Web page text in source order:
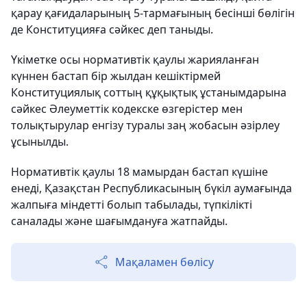
қарау қағидаларының 5-тармағының бесінші бөлігін
де Конституцияға сәйкес деп таныды.
Үкіметке осы нормативтік қаулы жарияланған
күннен бастап бір жылдан кешіктірмей
Конституциялық соттың құқықтық ұстанымдарына
сәйкес Әлеуметтік кодекске өзгерістер мен
толықтырулар енгізу туралы заң жобасын әзірлеу
ұсынылды.
Нормативтік қаулы 18 мамырдан бастап күшіне
енеді, Қазақстан Республикасының бүкіл аумағында
жалпыға міндетті болып табылады, түпкілікті
саналады және шағымдануға жатпайды.
Мақаламен бөлісу